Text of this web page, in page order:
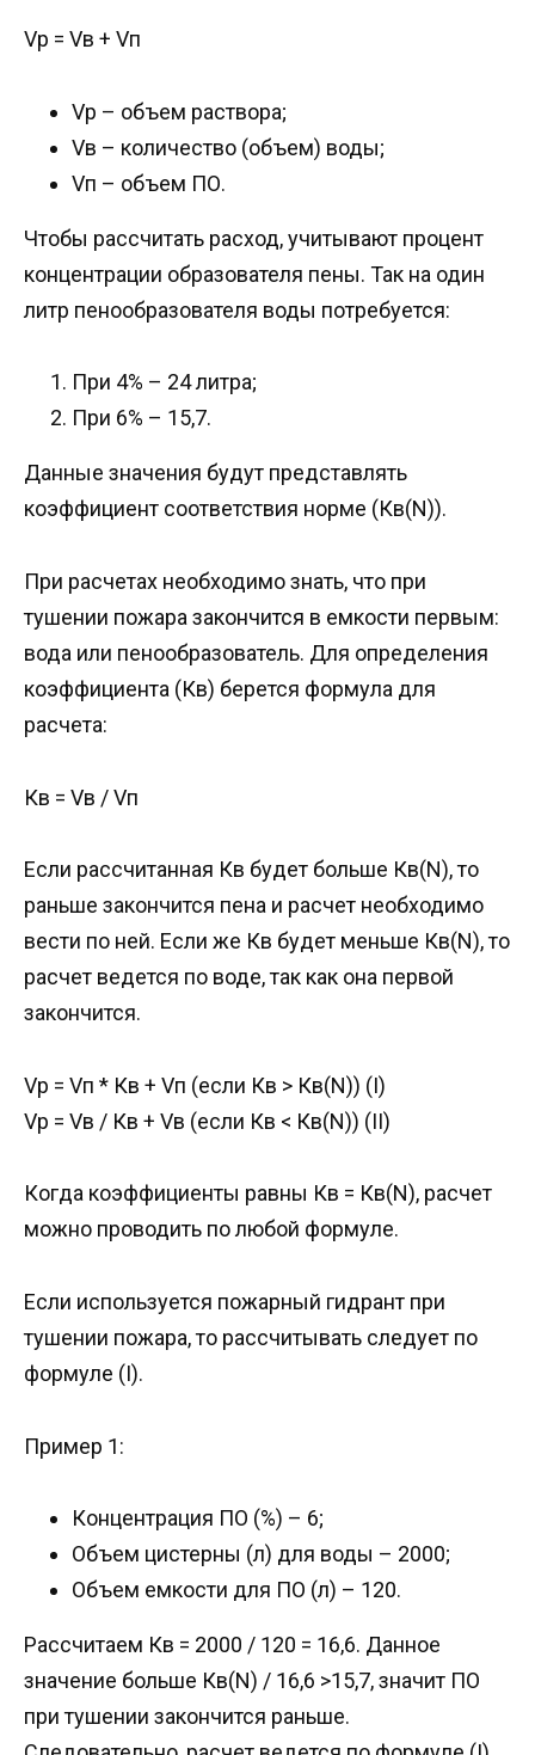
Vр = Vв + Vп
Vр – объем раствора;
Vв – количество (объем) воды;
Vп – объем ПО.
Чтобы рассчитать расход, учитывают процент
концентрации образователя пены. Так на один
литр пенообразователя воды потребуется:
При 4% – 24 литра;
При 6% – 15,7.
Данные значения будут представлять
коэффициент соответствия норме (Кв(N)).
При расчетах необходимо знать, что при
тушении пожара закончится в емкости первым:
вода или пенообразователь. Для определения
коэффициента (Кв) берется формула для
расчета:
Кв = Vв / Vп
Если рассчитанная Кв будет больше Кв(N), то
раньше закончится пена и расчет необходимо
вести по ней. Если же Кв будет меньше Кв(N), то
расчет ведется по воде, так как она первой
закончится.
Vр = Vп * Кв + Vп (если Кв > Кв(N)) (I)
Vр = Vв / Кв + Vв (если Кв < Кв(N)) (II)
Когда коэффициенты равны Кв = Кв(N), расчет
можно проводить по любой формуле.
Если используется пожарный гидрант при
тушении пожара, то рассчитывать следует по
формуле (I).
Пример 1:
Концентрация ПО (%) – 6;
Объем цистерны (л) для воды – 2000;
Объем емкости для ПО (л) – 120.
Рассчитаем Кв = 2000 / 120 = 16,6. Данное
значение больше Кв(N) / 16,6 >15,7, значит ПО
при тушении закончится раньше.